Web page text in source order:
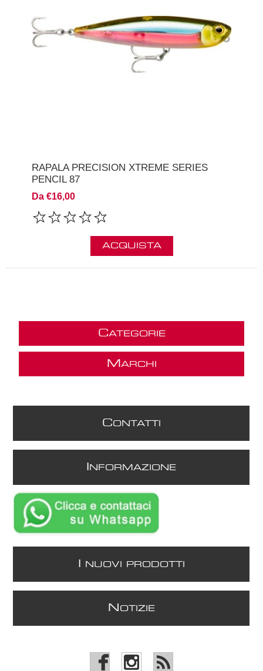
RAPALA PRECISION XTREME SERIES
PENCIL 87
Da €16,00
ACQUISTA
CATEGORIE
M ARCHI
CONTATTI
NFORMAZIONE
NUOVI PRODOTTI
N OTIZIE